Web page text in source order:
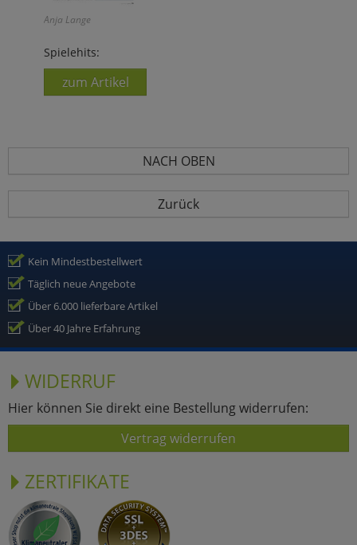
Anja Lange
Spielehits:
zum Artikel
NACH OBEN
Zurück
Kein Mindestbestellwert
Täglich neue Angebote
Über 6.000 lieferbare Artikel
Über 40 Jahre Erfahrung
WIDERRUF
Hier können Sie direkt eine Bestellung widerrufen:
Vertrag widerrufen
ZERTIFIKATE